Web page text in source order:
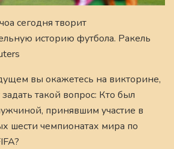
сегодня творит
историю футбола. Ракель
вы окажетесь на викторине,
такой вопрос: Кто был
принявшим участие в
шести чемпионатах мира по